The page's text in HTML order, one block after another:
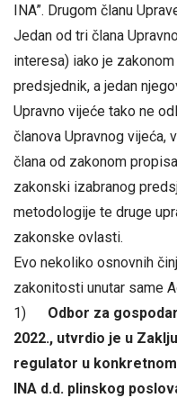
INA”. Drugom članu
Jedan od tri člana
interesa) iako je
predsjednik, a jedan
Upravno vijeće tako ne
članova Upravnog vijeća,
člana od zakonom
zakonski izabranog
metodologije te druge
zakonske ovlasti.
Evo nekoliko osnovnih
zakonitosti unutar same
1) Odbor za
2022., utvrdio je u
regulator u
INA d.d. plinskog